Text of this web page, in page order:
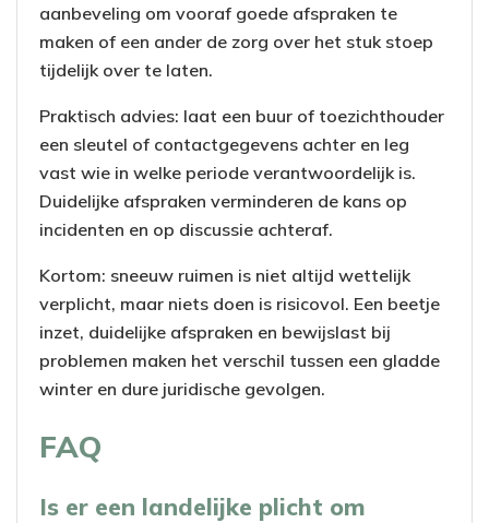
aanbeveling om vooraf goede afspraken te
maken of een ander de zorg over het stuk stoep
tijdelijk over te laten.
Praktisch advies: laat een buur of toezichthouder
een sleutel of contactgegevens achter en leg
vast wie in welke periode verantwoordelijk is.
Duidelijke afspraken verminderen de kans op
incidenten en op discussie achteraf.
Kortom: sneeuw ruimen is niet altijd wettelijk
verplicht, maar niets doen is risicovol. Een beetje
inzet, duidelijke afspraken en bewijslast bij
problemen maken het verschil tussen een gladde
winter en dure juridische gevolgen.
FAQ
Is er een landelijke plicht om